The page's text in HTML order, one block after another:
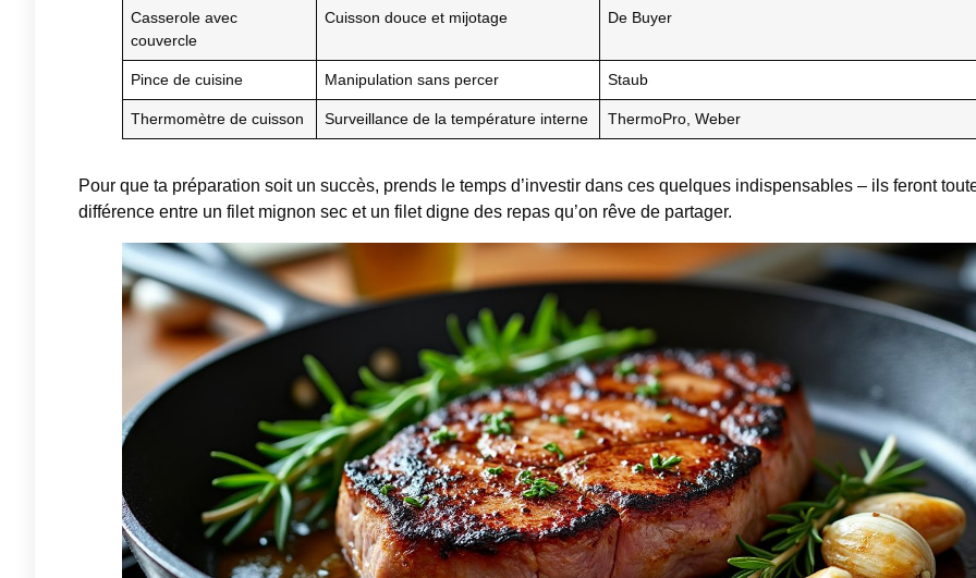
Casserole avec
couvercle
Cuisson douce et mijotage De Buyer
Pince de cuisine Manipulation sans percer Staub
Thermomètre de cuisson Surveillance de la température interne ThermoPro, Weber
Pour que ta préparation soit un succès, prends le temps d’investir dans ces quelques indispensables – ils feront
différence entre un filet mignon sec et un filet digne des repas qu’on rêve de partager.